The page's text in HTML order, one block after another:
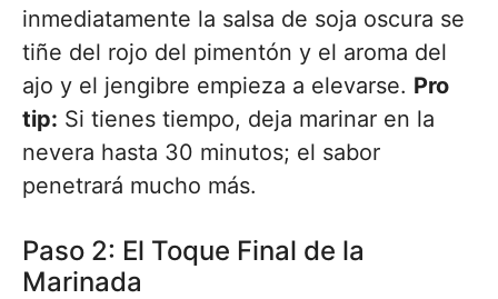
inmediatamente la salsa de soja oscura se
tiñe del rojo del pimentón y el aroma del
ajo y el jengibre empieza a elevarse. Pro
tip: Si tienes tiempo, deja marinar en la
nevera hasta 30 minutos; el sabor
penetrará mucho más.
Paso 2: El Toque Final de la
Marinada